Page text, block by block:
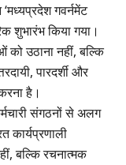
गवर्नमेंट
शुभारंभ किया गया।
उठाना नहीं, बल्कि
पारदर्शी और
है।
संगठनों से अलग
बल्कि रचनात्मक